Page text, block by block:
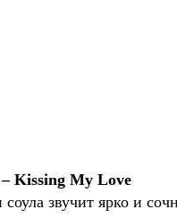
– Kissing My Love
звучит ярко и